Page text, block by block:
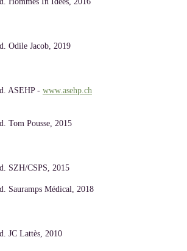
Odile Jacob, 2019
ASEHP - www.asehp.ch
Tom Pousse, 2015
SZH/CSPS, 2015
Sauramps Médical, 2018
JC Lattès, 2010